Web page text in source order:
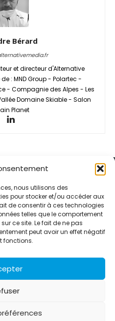
nous utilisons des
pour stocker et/ou accéder aux
de consentir à ces technologies
telles que le comportement
ce site. Le fait de ne pas
peut avoir un effet négatif
fonctions.
Bérard
et directeur d'Alternative
: MND Group - Polartec -
- Compagnie des Alpes - Les
Domaine Skiable - Salon
Planet
de relations presse et de
Depuis 1995, elle conçoit et
en France et à l’international
partenaires.